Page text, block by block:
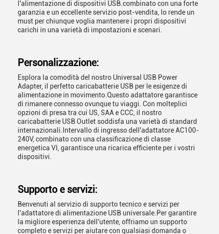
l'alimentazione di dispositivi USB.combinato con una forte
garanzia e un eccellente servizio post-vendita, lo rende un
must per chiunque voglia mantenere i propri dispositivi
carichi in una varietà di impostazioni e scenari.
Personalizzazione:
Esplora la comodità del nostro Universal USB Power
Adapter, il perfetto caricabatterie USB per le esigenze di
alimentazione in movimento.Questo adattatore garantisce
di rimanere connesso ovunque tu viaggi. Con molteplici
opzioni di presa tra cui US, SAA e CCC, il nostro
caricabatterie USB Outlet soddisfa una varietà di standard
internazionali.Intervallo di ingresso dell'adattatore AC100-
240V, combinato con una classificazione di classe
energetica VI, garantisce una ricarica efficiente per i vostri
dispositivi.
Supporto e servizi:
Benvenuti al servizio di supporto tecnico e servizi per
l'adattatore di alimentazione USB universale.Per garantire
la migliore esperienza dell'utente, offriamo un supporto
completo e servizi per aiutare con qualsiasi domanda o